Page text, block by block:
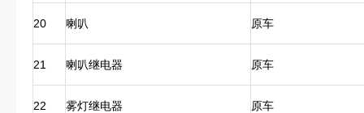
20 喇叭 原车
21 喇叭继电器 原车
22 雾灯继电器 原车